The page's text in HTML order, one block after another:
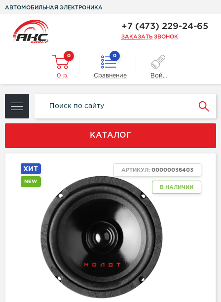
АВТОМОБИЛЬНАЯ ЭЛЕКТРОНИКА
+7 (473) 229-24-65
ЗАКАЗАТЬ ЗВОНОК
0
0 р.
0
Сравнение Войти
КАТАЛОГ
ХИТ
NEW
В НАЛИЧИИ
АРТИКУЛ: 00000036403